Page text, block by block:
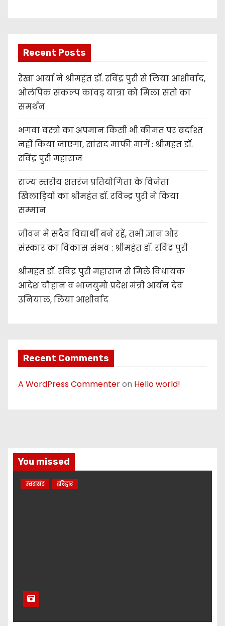
Recent Posts
रेखा आर्या ने श्रीमहंत डॉ. रविंद्र पुरी से लिया आशीर्वाद,
ओलंपिक संकल्प कांवड़ यात्रा को मिला संतों का
समर्थन
भगवा वस्त्रों का अपमान किसी भी कीमत पर बर्दाश्त
नहीं किया जाएगा, सांसद माफी मांगें : श्रीमहंत डॉ.
रविंद्र पुरी महाराज
राज्य स्तरीय शतरंज प्रतियोगिता के विजेता
खिलाड़ियों का श्रीमहंत डॉ. रविन्द्र पुरी ने किया
सम्मान
जीवन में सदैव विद्यार्थी बने रहें, तभी ज्ञान और
संस्कार का विकास संभव : श्रीमहंत डॉ. रविंद्र पुरी
श्रीमहंत डॉ. रविंद्र पुरी महाराज से मिले विधायक
आदेश चौहान व भाजयुमो प्रदेश मंत्री आर्यन देव
उनियाल, लिया आशीर्वाद
Recent Comments
A WordPress Commenteron Hello world!
You missed
उत्तराखंड हरिद्वार